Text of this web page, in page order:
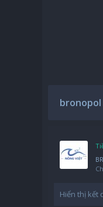
Hiển thị kết